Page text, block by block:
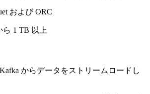
および ORC
ら 1 TB 以上
Kafka からデータをストリームロードし